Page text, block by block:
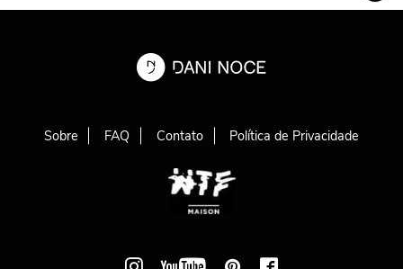
Sobre FAQ Contato Política de Privacidade